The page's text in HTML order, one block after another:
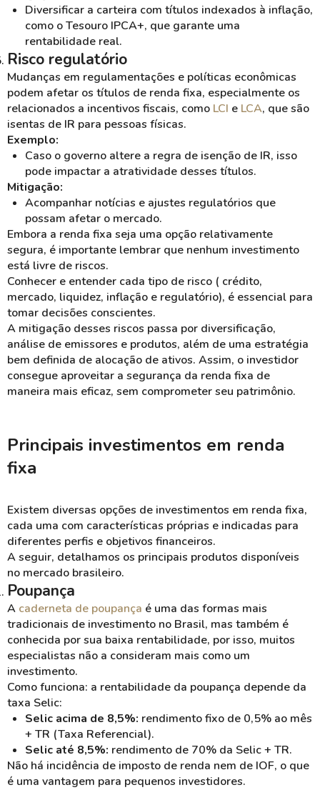
Diversificar a carteira com títulos indexados à inflação,
como o Tesouro IPCA+, que garante uma
rentabilidade real.
Risco regulatório
Mudanças em regulamentações e políticas econômicas
podem afetar os títulos de renda fixa, especialmente os
relacionados a incentivos fiscais, como LCI e LCA, que são
isentas de IR para pessoas físicas.
Exemplo:
Caso o governo altere a regra de isenção de IR, isso
pode impactar a atratividade desses títulos.
Mitigação:
Acompanhar notícias e ajustes regulatórios que
possam afetar o mercado.
Embora a renda fixa seja uma opção relativamente
segura, é importante lembrar que nenhum investimento
está livre de riscos.
Conhecer e entender cada tipo de risco ( crédito,
mercado, liquidez, inflação e regulatório), é essencial para
tomar decisões conscientes.
A mitigação desses riscos passa por diversificação,
análise de emissores e produtos, além de uma estratégia
bem definida de alocação de ativos. Assim, o investidor
consegue aproveitar a segurança da renda fixa de
maneira mais eficaz, sem comprometer seu patrimônio.
Principais investimentos em renda
fixa
Existem diversas opções de investimentos em renda fixa,
cada uma com características próprias e indicadas para
diferentes perfis e objetivos financeiros.
A seguir, detalhamos os principais produtos disponíveis
no mercado brasileiro.
Poupança
A caderneta de poupança é uma das formas mais
tradicionais de investimento no Brasil, mas também é
conhecida por sua baixa rentabilidade, por isso, muitos
especialistas não a consideram mais como um
investimento.
Como funciona: a rentabilidade da poupança depende da
taxa Selic:
Selic acima de 8,5%: rendimento fixo de 0,5% ao mês
+ TR (Taxa Referencial).
Selic até 8,5%: rendimento de 70% da Selic + TR.
Não há incidência de imposto de renda nem de IOF, o que
é uma vantagem para pequenos investidores.